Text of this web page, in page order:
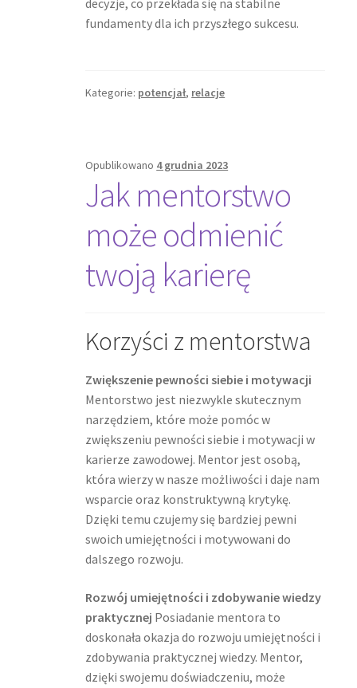
decyzje, co przekłada się na stabilne
fundamenty dla ich przyszłego sukcesu.
Kategorie: potencjał, relacje
Opublikowano 4 grudnia 2023
Jak mentorstwo
może odmienić
twoją karierę
Korzyści z mentorstwa
Zwiększenie pewności siebie i motywacji
Mentorstwo jest niezwykle skutecznym
narzędziem, które może pomóc w
zwiększeniu pewności siebie i motywacji w
karierze zawodowej. Mentor jest osobą,
która wierzy w nasze możliwości i daje nam
wsparcie oraz konstruktywną krytykę.
Dzięki temu czujemy się bardziej pewni
swoich umiejętności i motywowani do
dalszego rozwoju.
Rozwój umiejętności i zdobywanie wiedzy
praktycznej Posiadanie mentora to
doskonała okazja do rozwoju umiejętności i
zdobywania praktycznej wiedzy. Mentor,
dzięki swojemu doświadczeniu, może